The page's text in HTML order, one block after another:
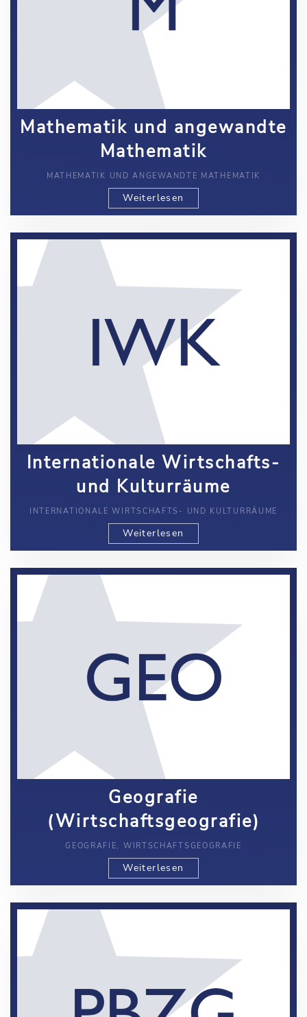
Mathematik und angewandte
Mathematik
MATHEMATIK UND ANGEWANDTE MATHEMATIK
Weiterlesen
Internationale Wirtschafts-
und Kulturräume
INTERNATIONALE WIRTSCHAFTS- UND KULTURRÄUME
Weiterlesen
Geografie
(Wirtschaftsgeografie)
GEOGRAFIE, WIRTSCHAFTSGEOGRAFIE
Weiterlesen